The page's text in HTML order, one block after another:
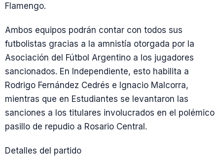
Flamengo.
Ambos equipos podrán contar con todos sus
futbolistas gracias a la amnistía otorgada por la
Asociación del Fútbol Argentino a los jugadores
sancionados. En Independiente, esto habilita a
Rodrigo Fernández Cedrés e Ignacio Malcorra,
mientras que en Estudiantes se levantaron las
sanciones a los titulares involucrados en el polémico
pasillo de repudio a Rosario Central.
Detalles del partido